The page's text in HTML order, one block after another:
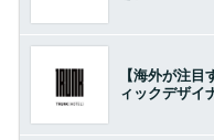
【海外が注
ィックデザイ